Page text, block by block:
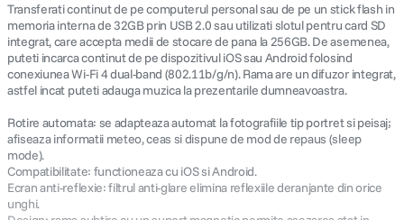
Transferati continut de pe computerul personal sau de pe un stick flash in
memoria interna de 32GB prin USB 2.0 sau utilizati slotul pentru card SD
integrat, care accepta medii de stocare de pana la 256GB. De asemenea,
puteti incarca continut de pe dispozitivul iOS sau Android folosind
conexiunea Wi-Fi 4 dual-band (802.11b/g/n). Rama are un difuzor integrat,
astfel incat puteti adauga muzica la prezentarile dumneavoastra.
Rotire automata: se adapteaza automat la fotografiile tip portret si peisaj;
afiseaza informatii meteo, ceas si dispune de mod de repaus (sleep
mode).
Compatibilitate: functioneaza cu iOS si Android.
Ecran anti-reflexie: filtrul anti-glare elimina reflexiile deranjante din orice
unghi.